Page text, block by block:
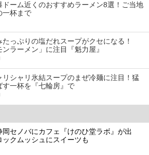
ドーム近くのおすすめラーメン8選！ご当地
一杯まで
っぷりの塩だれスープがクセになる！
ンラーメン」に注目『魁力屋』
リシャリ氷結スープのまぜ冷麺に注目！猛
す一杯を『七輪房』で
セノバにカフェ『けのひ堂ラボ』が出
ックムッシュにスイーツも